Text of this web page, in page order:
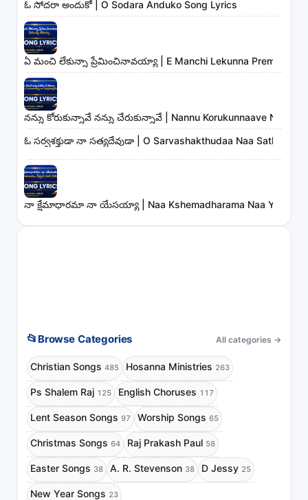
ఓ సోదరా అందుకో | O Sodara Anduko Song Lyrics
ఏ మంచి లేకున్నా ప్రేమించినావయ్యా | E Manchi Lekunna
నన్ను కోరుకున్నావే నన్ను చేరుకున్నావే | Nannu Korukunnaave Nannu
ఓ సర్వశక్తుడా నా సత్యదేవుడా | O Sarvashakthudaa Naa
నా క్షేమాధారమా నా యేసయ్యా | Naa Kshemadharama Naa Yesayya
📂 Browse Categories All categories →
Christian Songs 485 Hosanna Ministries 263
Ps Shalem Raj 125 English Choruses 117
Lent Season Songs 97 Worship Songs 65
Christmas Songs 64 Raj Prakash Paul 58
Easter Songs 38 A. R. Stevenson 38 D Jessy 25
New Year Songs 23